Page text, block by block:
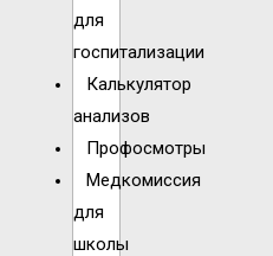
для
госпитализации
Калькулятор
анализов
Профосмотры
Медкомиссия
для
школы